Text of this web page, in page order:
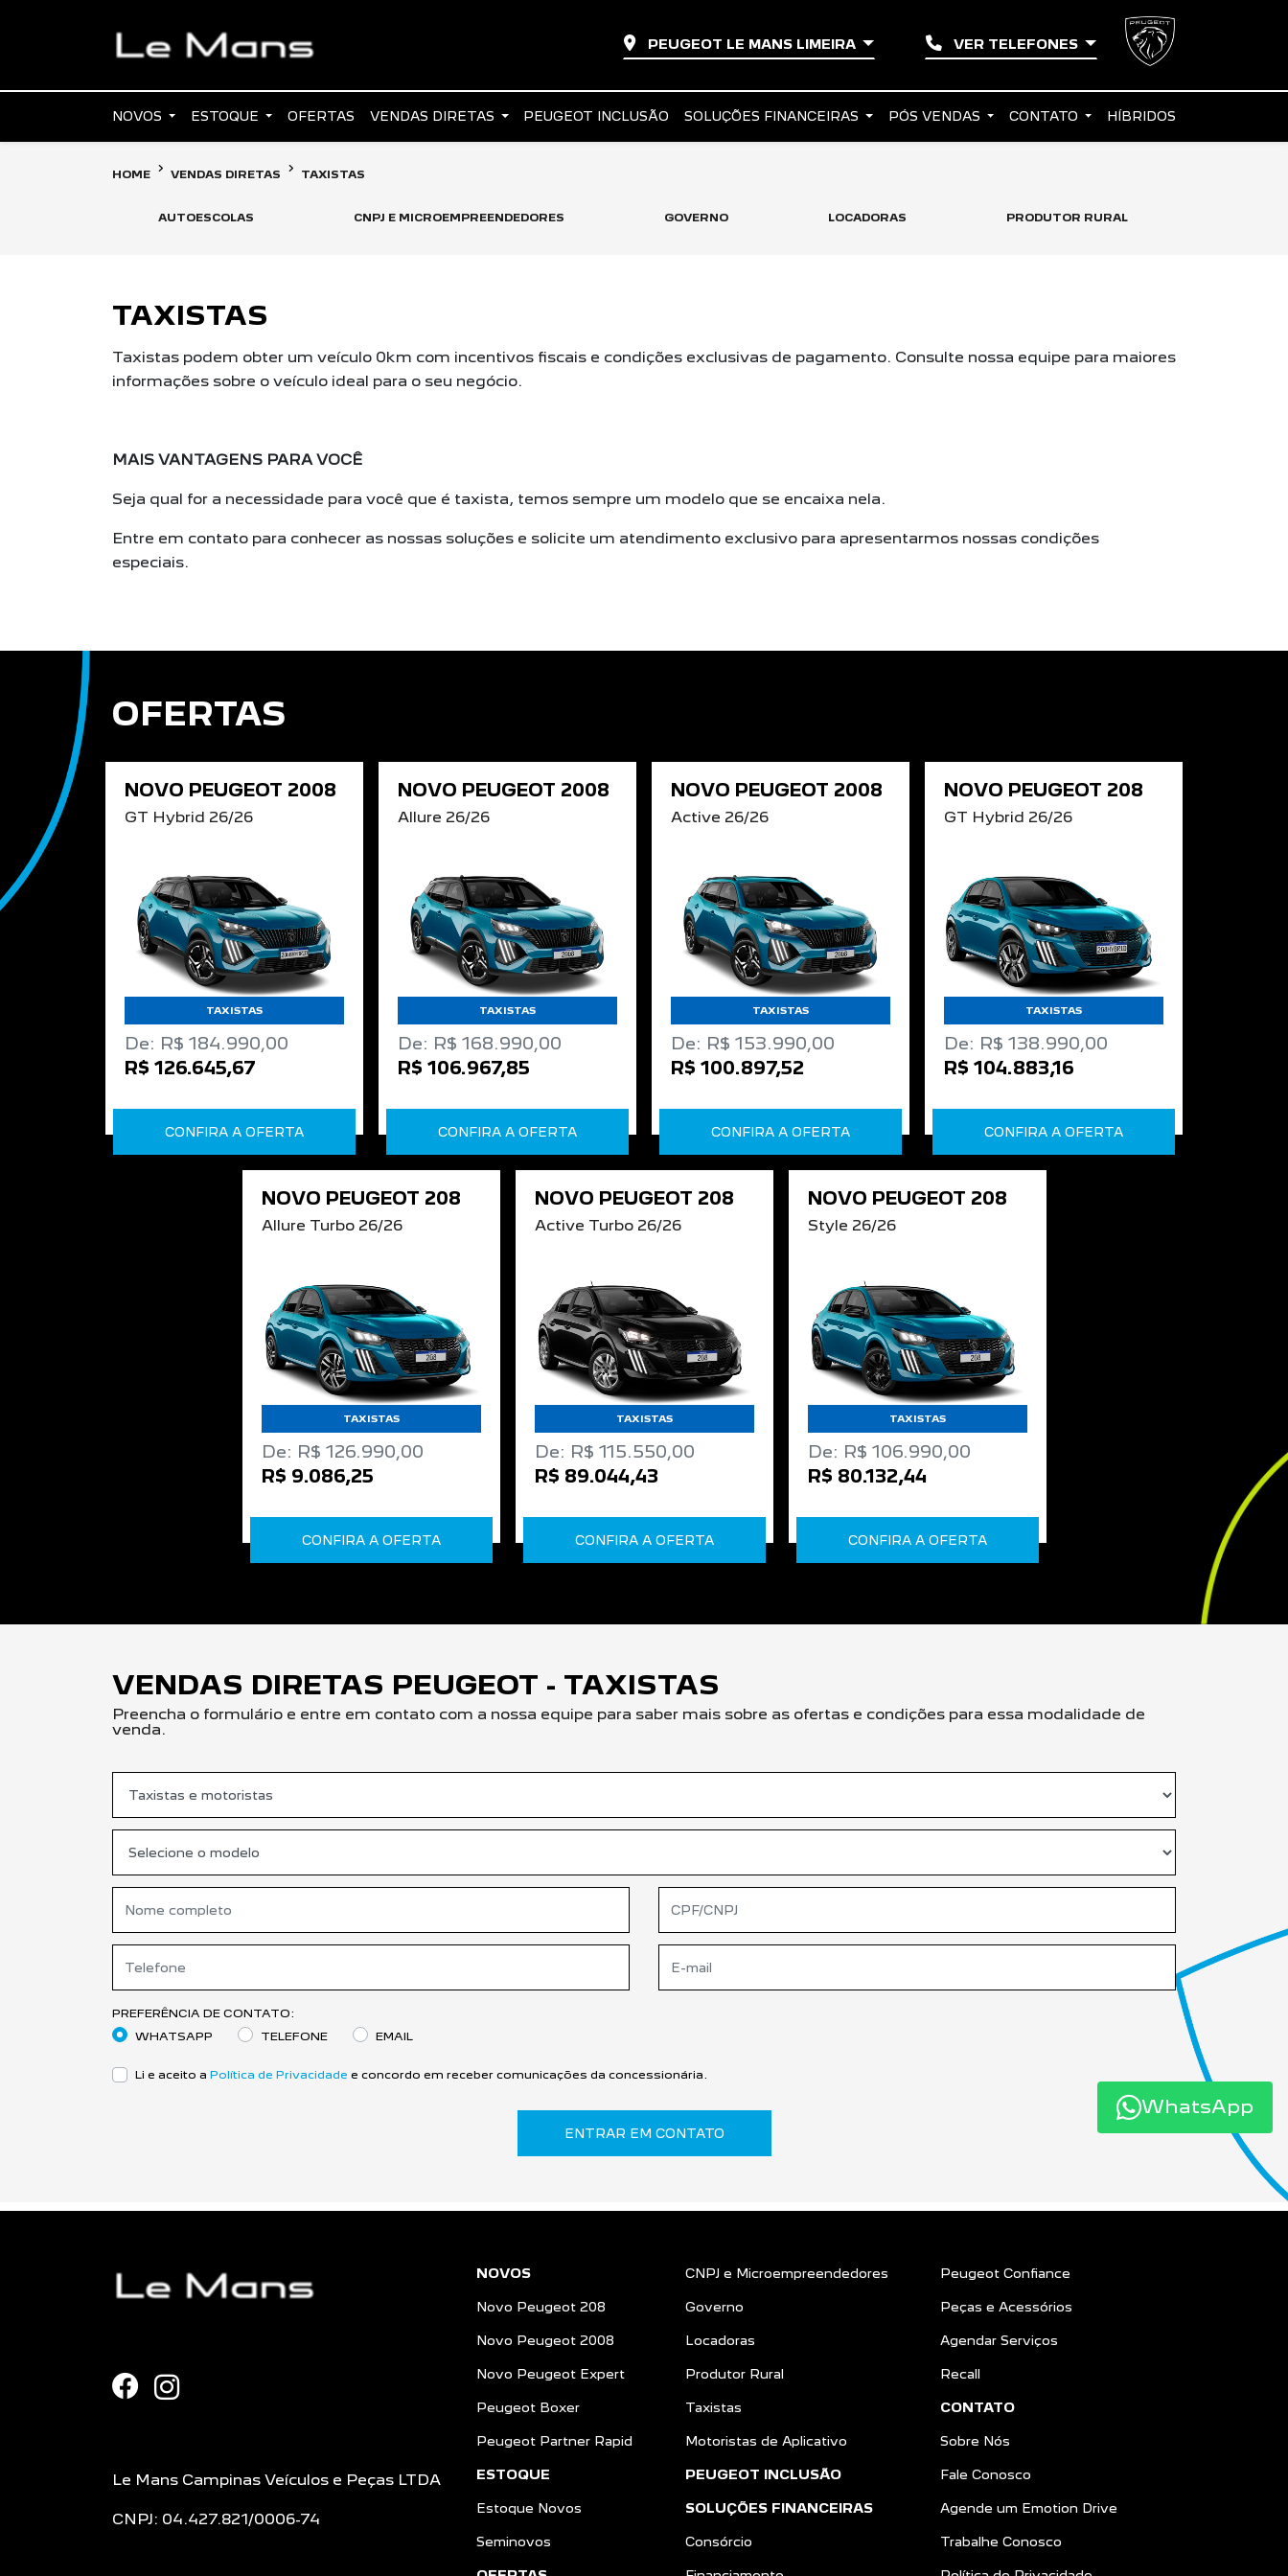
PEUGEOT LE MANS LIMEIRA VER TELEFONES
NOVOS ESTOQUE OFERTAS VENDAS DIRETAS PEUGEOT INCLUSÃO SOLUÇÕES FINANCEIRAS PÓS VENDAS CONTATO HÍBRIDOS
HOME VENDAS DIRETAS TAXISTAS
AUTOESCOLAS CNPJ E MICROEMPREENDEDORES GOVERNO LOCADORAS PRODUTOR RURAL
TAXISTAS
Taxistas podem obter um veículo 0km com incentivos fiscais e condições exclusivas de pagamento. Consulte nossa equipe para maiores
informações sobre o veículo ideal para o seu negócio.
MAIS VANTAGENS PARA VOCÊ
Seja qual for a necessidade para você que é taxista, temos sempre um modelo que se encaixa nela.
Entre em contato para conhecer as nossas soluções e solicite um atendimento exclusivo para apresentarmos nossas condições
especiais.
OFERTAS
NOVO PEUGEOT 2008
GT Hybrid 26/26
TAXISTAS
De: R$ 184.990,00
R$ 126.645,67
CONFIRA A OFERTA
NOVO PEUGEOT 2008
Allure 26/26
TAXISTAS
De: R$ 168.990,00
R$ 106.967,85
CONFIRA A OFERTA
NOVO PEUGEOT 2008
Active 26/26
TAXISTAS
De: R$ 153.990,00
R$ 100.897,52
CONFIRA A OFERTA
NOVO PEUGEOT 208
GT Hybrid 26/26
TAXISTAS
De: R$ 138.990,00
R$ 104.883,16
CONFIRA A OFERTA
NOVO PEUGEOT 208
Allure Turbo 26/26
TAXISTAS
De: R$ 126.990,00
R$ 9.086,25
CONFIRA A OFERTA
NOVO PEUGEOT 208
Active Turbo 26/26
TAXISTAS
De: R$ 115.550,00
R$ 89.044,43
CONFIRA A OFERTA
NOVO PEUGEOT 208
Style 26/26
TAXISTAS
De: R$ 106.990,00
R$ 80.132,44
CONFIRA A OFERTA
VENDAS DIRETAS PEUGEOT - TAXISTAS
Preencha o formulário e entre em contato com a nossa equipe para saber mais sobre as ofertas e condições para essa modalidade de
venda.
PREFERÊNCIA DE CONTATO:
WHATSAPP
TELEFONE EMAIL
Li e aceito a Política de Privacidade e concordo em receber comunicações da concessionária.
ENTRAR EM CONTATO
Le Mans Campinas Veículos e Peças LTDA
CNPJ: 04.427.821/0006-74
NOVOS
Novo Peugeot 208
Novo Peugeot 2008
Novo Peugeot Expert
Peugeot Boxer
Peugeot Partner Rapid
ESTOQUE
Estoque Novos
Seminovos
CNPJ e Microempreendedores
Governo
Locadoras
Produtor Rural
Taxistas
Motoristas de Aplicativo
PEUGEOT INCLUSÃO
SOLUÇÕES FINANCEIRAS
Consórcio
Peugeot Confiance
Peças e Acessórios
Agendar Serviços
Recall
CONTATO
Sobre Nós
Fale Conosco
Agende um Emotion Drive
Trabalhe Conosco
WhatsApp